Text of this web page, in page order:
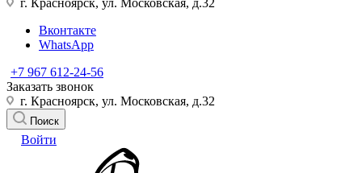
г. Красноярск, ул. Московская, д.32
Вконтакте
WhatsApp
+7 967 612-24-56
Заказать звонок
г. Красноярск, ул. Московская, д.32
Поиск
Войти